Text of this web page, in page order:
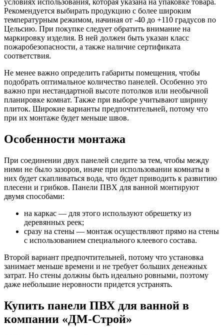
условиях использования, которая указана на упаковке товара.
Рекомендуется выбирать продукцию с более широким
температурным режимом, начиная от -40 до +110 градусов по
Цельсию. При покупке следует обратить внимание на
маркировку изделия. В ней должен быть указан класс
пожаробезопасности, а также наличие сертификата
соответствия.
Не менее важно определить габариты помещения, чтобы
подобрать оптимальное количество панелей. Особенно это
важно при нестандартной высоте потолков или необычной
планировке комнат. Также при выборе учитывают ширину
плиток. Широкие варианты предпочтительней, потому что
при их монтаже будет меньше швов.
Особенности монтажа
При соединении двух панелей следите за тем, чтобы между
ними не было зазоров, иначе при использовании комнаты в
них будет скапливаться вода, что будет приводить к развитию
плесени и грибков. Панели ПВХ для ванной монтируют
двумя способами:
на каркас — для этого используют обрешетку из
деревянных реек;
сразу на стены — монтаж осуществляют прямо на стены
с использованием специального клеевого состава.
Второй вариант предпочтительней, потому что установка
занимает меньше времени и не требует больших денежных
затрат. Но стены должны быть идеально ровными, поэтому
даже небольшие неровности придется устранять.
Купить панели ПВХ для ванной в
компании «ДМ-Строй»